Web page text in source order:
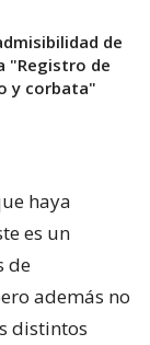
de
"Registro de
y corbata"
haya
es un
de
además no
distintos